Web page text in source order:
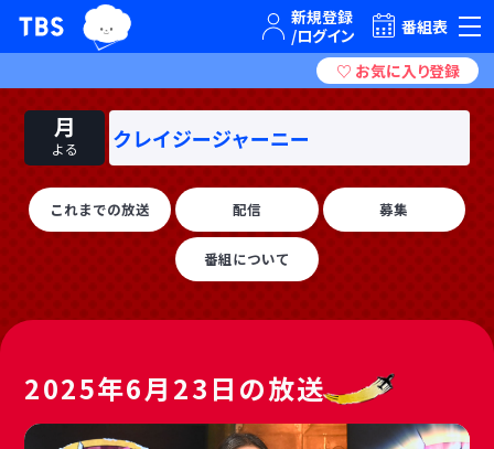
TBSテレビ｜ときめくときを。 番組表
月
よる クレイジージャーニー
これまでの放送 配信 募集
番組について
2025年6月23日の放送